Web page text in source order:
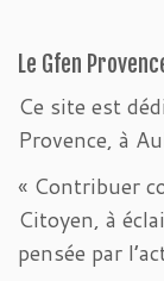
Le Gfen
Ce site est
Provence, à
« Contribuer
Citoyen, à
pensée par